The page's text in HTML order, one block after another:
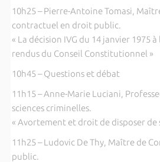
10h25 – Pierre-Antoine Tomasi,
contractuel en droit public.
« La décision IVG du 14 janvier 1975
rendus du Conseil Constitutionnel »
10h45 – Questions et débat
11h15 – Anne-Marie Luciani,
sciences criminelles.
« Avortement et droit de disposer de
11h25 – Ludovic De Thy, Maître de
public.